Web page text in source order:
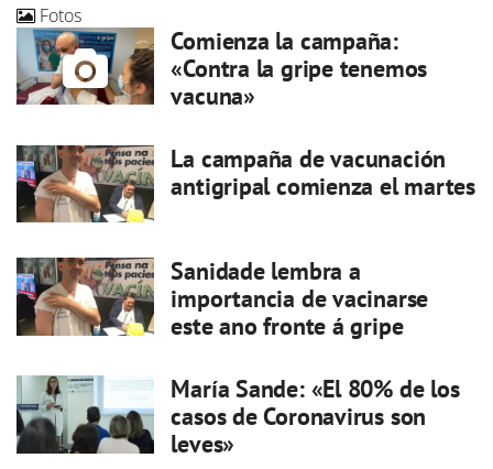
Fotos
Comienza la campaña:
«Contra la gripe tenemos
vacuna»
La campaña de vacunación
antigripal comienza el martes
Sanidade lembra a
importancia de vacinarse
este ano fronte á gripe
María Sande: «El 80% de los
casos de Coronavirus son
leves»